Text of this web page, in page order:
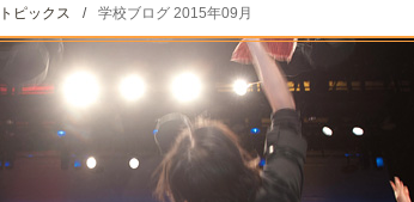
トピックス / 学校ブログ 2015年09月